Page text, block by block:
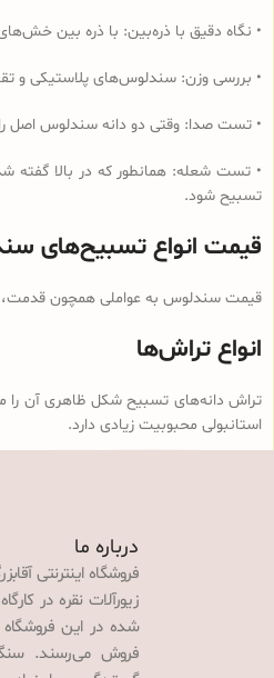
• نگاه دقیق با ذره‌بین: با ذره بین
• بررسی وزن: سندلوس‌های پلاستیکی و
• تست صدا: وقتی دو دانه سندلوس اصل
• تست شعله: همانطور که در بالا
تسبیح شود.
قیمت انواع تسبیح‌های
قیمت سندلوس به عواملی همچون قدمت،
انواع تراش‌ها
تراش دانه‌های تسبیح شکل ظاهری آن را
استانبولی محبوبیت زیادی دارد.
درباره ما
فروشگاه اینترنتی
زیورآلات نقره در
شده در این فروشگاه
فروش می‌رسند.